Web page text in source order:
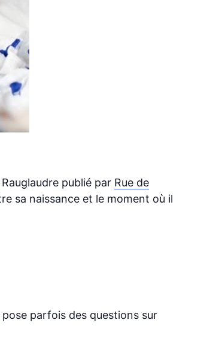
publié par Rue de
sa naissance et le moment où il
parfois des questions sur